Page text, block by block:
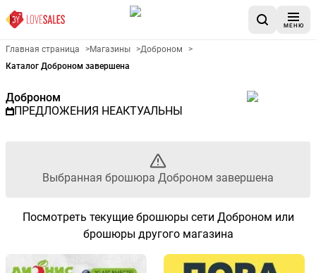
МЕНЮ
Рекламный листовой
Главная страница >Магазины >Доброном
>
Каталог Доброном завершена
Доброном
ПРЕДЛОЖЕНИЯ НЕАКТУАЛЬНЫ
Выбранная брошюра Доброном завершена
Посмотреть текущие брошюры сети Доброном или
брошюры другого магазина